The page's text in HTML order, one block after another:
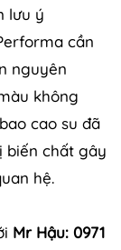
lưu ý
cần
nguyên
không
cao su đã
biến chất gây
hệ.
Mr Hậu: 0971